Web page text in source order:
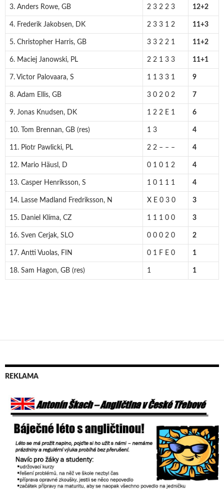
3. Anders Rowe, GB 2 3 2 2 3 12+2
4. Frederik Jakobsen, DK 2 3 3 1 2 11+3
5. Christopher Harris, GB 3 3 2 2 1 11+2
6. Maciej Janowski, PL 2 2 1 3 3 11+1
7. Victor Palovaara, S 1 1 3 3 1 9
8. Adam Ellis, GB 3 0 2 0 2 7
9. Jonas Knudsen, DK 1 2 2 E 1 6
10. Tom Brennan, GB (res) 1 3 4
11. Piotr Pawlicki, PL 2 2 – – – 4
12. Mario Häusl, D 0 1 0 1 2 4
13. Casper Henriksson, S 1 0 1 1 1 4
14. Lasse Madland Fredriksson, N X E 0 3 0 3
15. Daniel Klíma, CZ 1 1 1 0 0 3
16. Sven Cerjak, SLO 0 0 0 2 0 2
17. Antti Vuolas, FIN 0 1 F E 0 1
18. Sam Hagon, GB (res) 1 1
REKLAMA